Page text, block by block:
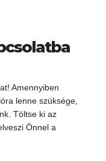
Amennyiben
lenne szüksége,
Töltse ki az
Önnel a